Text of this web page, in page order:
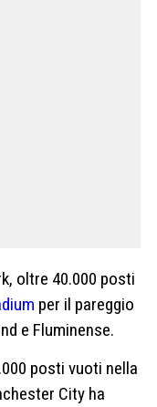
oltre 40.000 posti
per il pareggio
e Fluminense.
posti vuoti nella
City ha